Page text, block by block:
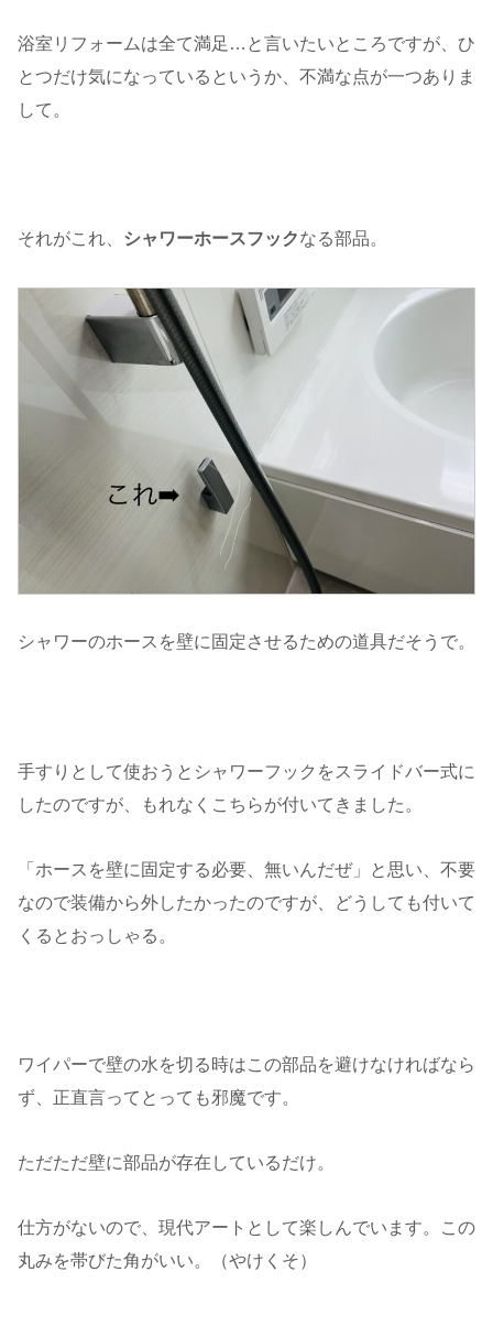
浴室リフォームは全て満足…と言いたいところですが、ひ
とつだけ気になっているというか、不満な点が一つありま
して。
それがこれ、 シャワーホースフックなる部品。
シャワーのホースを壁に固定させるための道具だそうで。
手すりとして使おうとシャワーフックをスライドバー式に
したのですが、もれなくこちらが付いてきました。
「ホースを壁に固定する必要、無いんだぜ」と思い、不要
なので装備から外したかったのですが、どうしても付いて
くるとおっしゃる。
ワイパーで壁の水を切る時はこの部品を避けなければなら
ず、正直言ってとっても邪魔です。
ただただ壁に部品が存在しているだけ。
仕方がないので、現代アートとして楽しんでいます。この
丸みを帯びた角がいい。（やけくそ）